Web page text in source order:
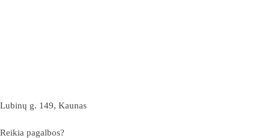
Lubinų g. 149, Kaunas
Reikia pagalbos?